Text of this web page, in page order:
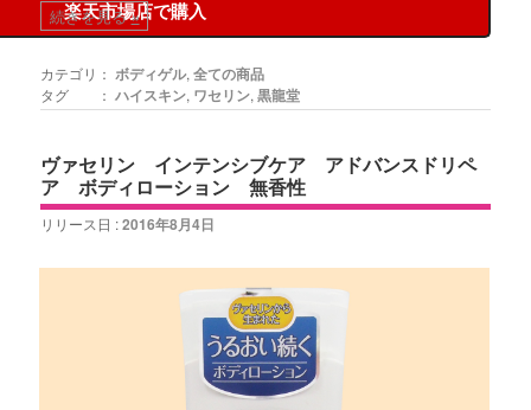
楽天市場店で購入
続きを見る»
カテゴリ： ボディゲル,全ての商品
タグ ： ハイスキン, ワセリン,黒龍堂
ヴァセリン インテンシブケア アドバンスドリペ
ア ボディローション 無香性
リリース日 :2016年8月4日